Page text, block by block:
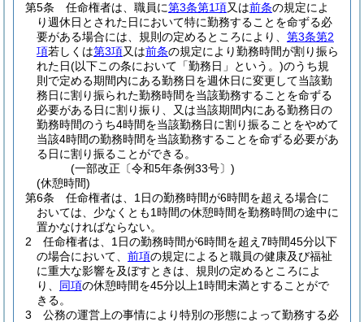
第5条
任命権者は、職員に第3条第1項又は前条の規定によ
り週休日とされた日において特に勤務することを命ずる必
要がある場合には、規則の定めるところにより、 第3条第2
項若しくは第3項又は前条の規定により勤務時間が割り振ら
れた日(以下この条において「勤務日」という。)のうち規
則で定める期間内にある勤務日を週休日に変更して当該勤
務日に割り振られた勤務時間を当該勤務することを命ずる
必要がある日に割り振り、又は当該期間内にある勤務日の
勤務時間のうち4時間を当該勤務日に割り振ることをやめて
当該4時間の勤務時間を当該勤務することを命ずる必要があ
る日に割り振ることができる。
(一部改正〔令和5年条例33号〕)
(休憩時間)
第6条
任命権者は、1日の勤務時間が6時間を超える場合に
おいては、少なくとも1時間の休憩時間を勤務時間の途中に
置かなければならない。
2
任命権者は、1日の勤務時間が6時間を超え7時間45分以下
の場合において、 前項の規定によると職員の健康及び福祉
に重大な影響を及ぼすときは、規則の定めるところによ
り、 同項の休憩時間を45分以上1時間未満とすることがで
きる。
3
公務の運営上の事情により特別の形態によって勤務する必